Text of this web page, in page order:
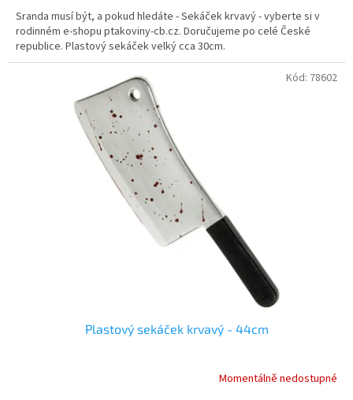
Sranda musí být, a pokud hledáte - Sekáček krvavý - vyberte si v
rodinném e-shopu ptakoviny-cb.cz. Doručujeme po celé České
republice. Plastový sekáček velký cca 30cm.
Plastový sekáček krvavý - 44cm
Momentálně nedostupné
Kód: 78602